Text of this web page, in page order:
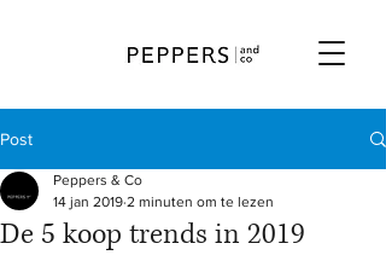
Post
De 5 koop trends in 2019
Peppers & Co
14 jan 2019 2 minuten om te lezen